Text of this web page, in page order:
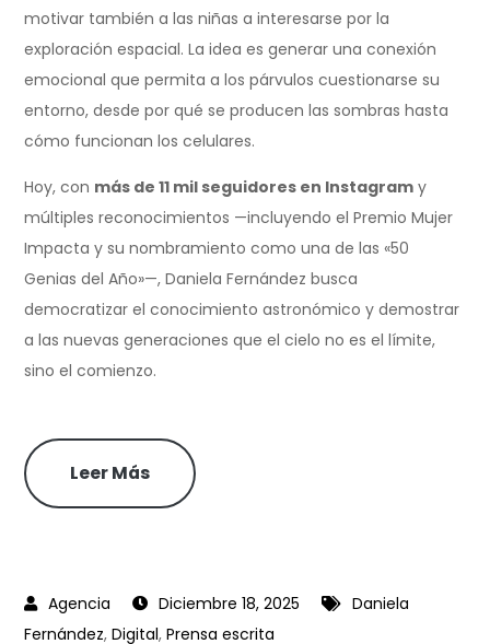
motivar también a las niñas a interesarse por la
exploración espacial. La idea es generar una conexión
emocional que permita a los párvulos cuestionarse su
entorno, desde por qué se producen las sombras hasta
cómo funcionan los celulares.
Hoy, con más de 11 mil seguidores en Instagram y
múltiples reconocimientos —incluyendo el Premio Mujer
Impacta y su nombramiento como una de las «50
Genias del Año»—, Daniela Fernández busca
democratizar el conocimiento astronómico y demostrar
a las nuevas generaciones que el cielo no es el límite,
sino el comienzo.
Leer Más
Diciembre 18, 2025
Daniela
Fernández,Digital,Prensa escrita